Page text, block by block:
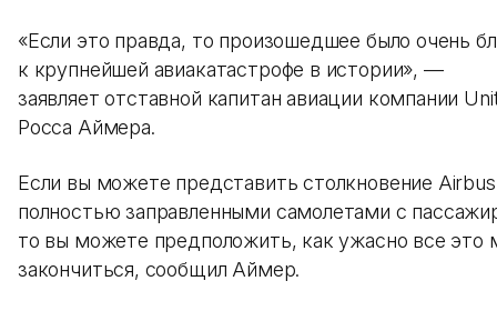
«Если это правда, то произошедшее было очень
к крупнейшей авиакатастрофе в истории», —
заявляет отставной капитан авиации компании
Росса Аймера.
Если вы можете представить столкновение
полностью заправленными самолетами с
то вы можете предположить, как ужасно все это
закончиться, сообщил Аймер.